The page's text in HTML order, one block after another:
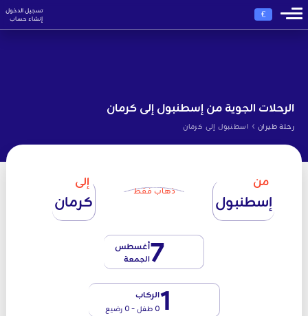
€
تسجيل الدخول
إنشاء حساب
الرحلات الجوية من إسطنبول إلى كرمان
رحلة طيران › اسطنبول إلى كرمان
من
إسطنبول ذهاب فقط
إلى
كرمان
7أغسطس
الجمعة
1الركاب
0 طفل - 0 رضيع